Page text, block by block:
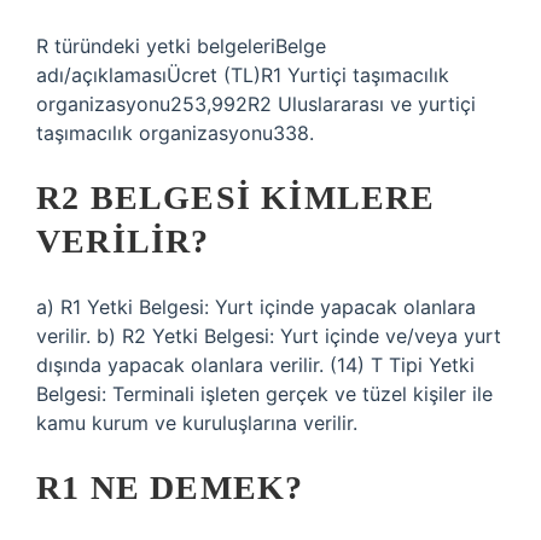
R türündeki yetki belgeleriBelge
adı/açıklamasıÜcret (TL)R1 Yurtiçi taşımacılık
organizasyonu253,992R2 Uluslararası ve yurtiçi
taşımacılık organizasyonu338.
R2 BELGESI KIMLERE
VERILIR?
a) R1 Yetki Belgesi: Yurt içinde yapacak olanlara
verilir. b) R2 Yetki Belgesi: Yurt içinde ve/veya yurt
dışında yapacak olanlara verilir. (14) T Tipi Yetki
Belgesi: Terminali işleten gerçek ve tüzel kişiler ile
kamu kurum ve kuruluşlarına verilir.
R1 NE DEMEK?